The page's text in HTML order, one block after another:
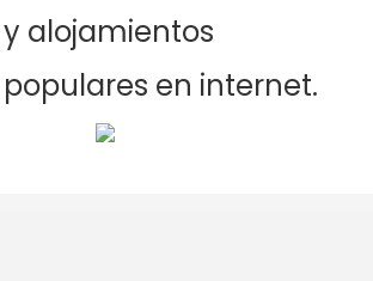
alojamientos
en internet.